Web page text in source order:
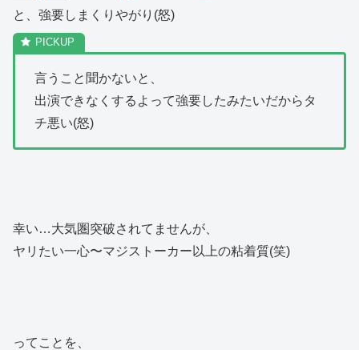
と、強要しまくりやがり(怒)
言うこと聞かないと、
出演できなくするよって強要したみたいだからタ
チ悪い(怒)
幸い…大気圏突破されてませんが、
ヤリたい一心〜マジストーカー以上の粘着質(笑)
ってことを、